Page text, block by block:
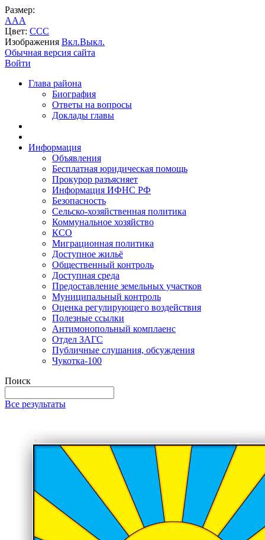
Размер:
AAA
Цвет: CCC
Изображения Вкл.Выкл.
Обычная версия сайта
Войти
Глава района
Биография
Ответы на вопросы
Доклады главы
Информация
Объявления
Бесплатная юридическая помощь
Прокурор разъясняет
Информация ИФНС РФ
Безопасность
Сельско-хозяйственная политика
Коммунальное хозяйство
КСО
Миграционная политика
Доступное жильё
Общественный контроль
Доступная среда
Предоставление земельных участков
Муниципальный контроль
Оценка регулирующего воздействия
Полезные ссылки
Антимонопольный комплаенс
Отдел ЗАГС
Публичные слушания, обсуждения
Чукотка-100
Поиск
Все результаты